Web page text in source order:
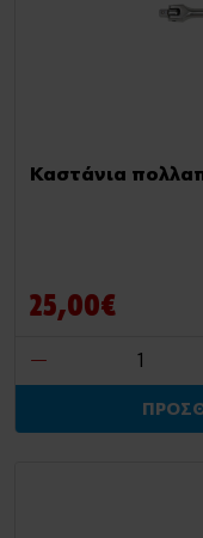
Καστάνια
25,00€